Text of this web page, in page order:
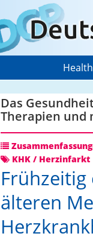
Das
Therapien und
KHK / Herzinfarkt
älteren